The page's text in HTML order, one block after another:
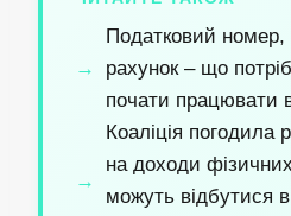
Податковий номер,
рахунок – що
почати працювати
Коаліція погодила
на доходи
можуть відбутися